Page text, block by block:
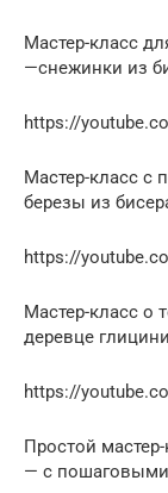
Мастер-класс
—снежинки из
https://
Мастер-класс с
березы из
https://
Мастер-класс о
деревце
https://
Простой
— с